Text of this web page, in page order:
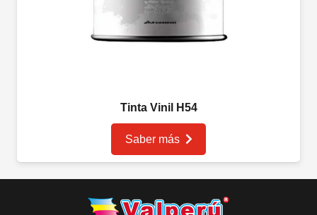
Tinta Vinil H54
Saber más